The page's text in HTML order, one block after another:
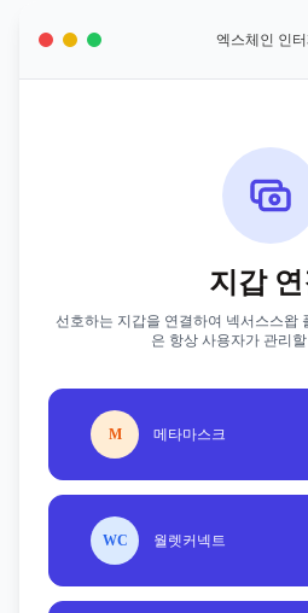
엑스체인 인
지갑 연
선호하는 지갑을 연결하여 넥서스스왑
은 항상 사용자가 관리
M 메타마스크
WC 월렛커넥트